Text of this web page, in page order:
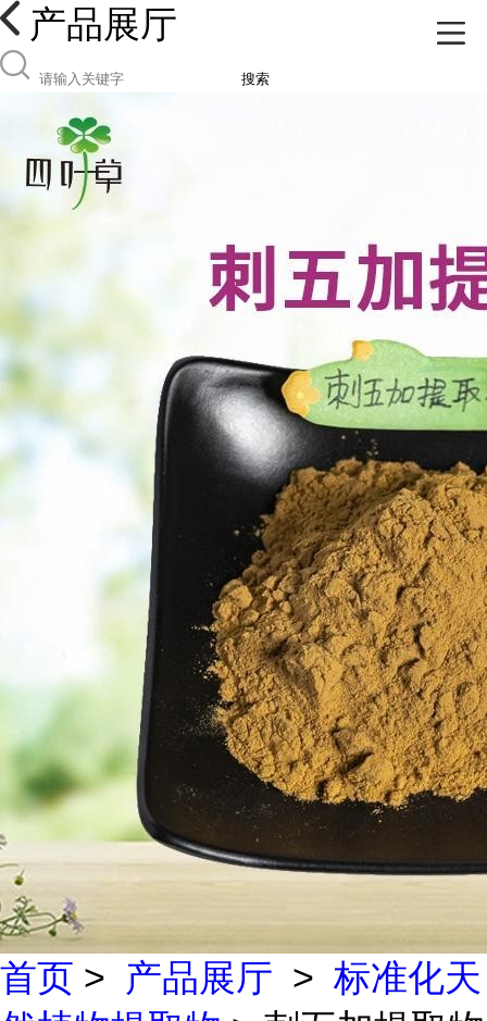
产品展厅
搜索
首页 > 产品展厅 > 标准化天